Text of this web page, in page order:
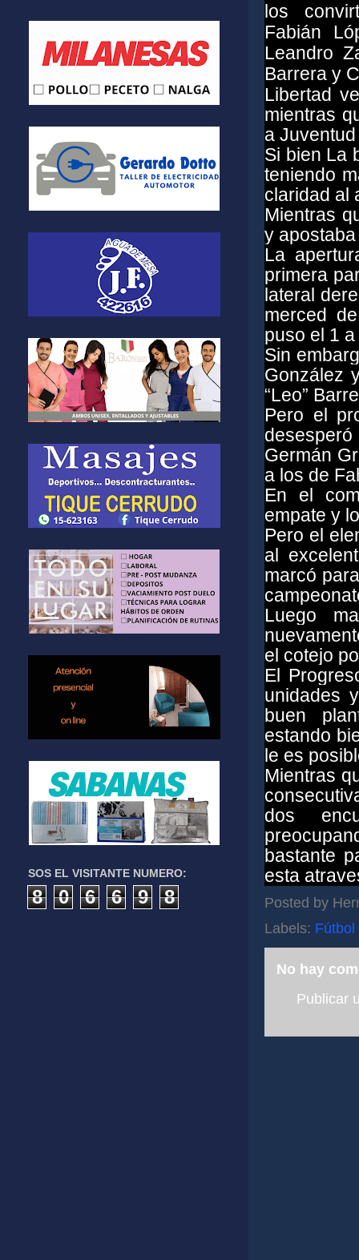
los
Fabián
Leandro
Barrera y
Libertad
mientras
a
Si bien La
teniendo
claridad al
Mientras
y
La
primera
lateral
merced
puso el 1 a
Sin
González
“Leo”
Pero el
Germán
a los de
En el
empate y
Pero el
al
marcó
Luego
el cotejo
El
unidades
buen
estando
le es
Mientras
dos
bastante
esta
Posted by
Labels: Fútbol
No hay
Publicar
SOS EL VISITANTE NUMERO:
8 0 6 6 9 8